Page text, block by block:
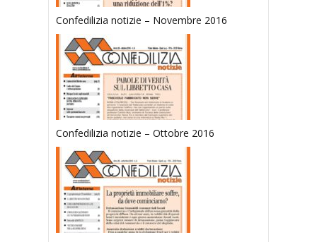
Confedilizia notizie – Novembre 2016
Confedilizia notizie – Ottobre 2016